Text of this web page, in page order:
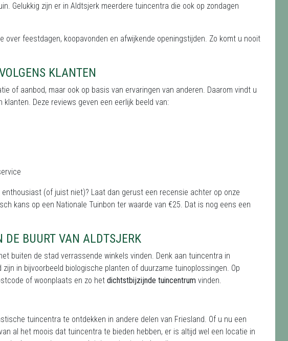
Gelukkig zijn er in Aldtsjerk meerdere tuincentra die ook op zondagen
feestdagen, koopavonden en afwijkende openingstijden. Zo komt u nooit
KLANTEN
of aanbod, maar ook op basis van ervaringen van anderen. Daarom vindt u
Deze reviews geven een eerlijk beeld van:
(of juist niet)? Laat dan gerust een recensie achter op onze
kans op een Nationale Tuinbon ter waarde van €25. Dat is nog eens een
DE BUURT VAN ALDTSJERK
buiten de stad verrassende winkels vinden. Denk aan tuincentra in
in bijvoorbeeld biologische planten of duurzame tuinoplossingen. Op
of woonplaats en zo het dichtstbijzijnde tuincentrum vinden.
tuincentra te ontdekken in andere delen van Friesland. Of u nu een
al het moois dat tuincentra te bieden hebben, er is altijd wel een locatie in